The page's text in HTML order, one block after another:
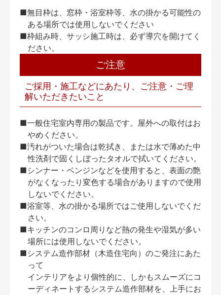
■無目枠は、窓枠・浴室枠等、水の掛かる可能性の
ある場所では使用しないでください
■枠組み時、サッシ施工時は、必ず導穴を開けてく
ださい。
ご注意
ご採用・施工などにあたり、ご注意・ご理
解いただきたいこと
■一般住宅室内専用の製品です。屋外への取付はお
やめください。
■汚れがついた場合は乾拭き、または水で薄めた中
性洗剤で固くしぼったタオルで拭いてください。
■シンナー・ベンジンなどを使用すると、表面の艶
がなくなったり変色する場合がありますので使用
しないでください。
■浴室等、水の掛かる場所ではご使用しないでくだ
さい。
■キッチンのコンロ周りなど熱の発生や湿気が多い
場所には使用しないでください。
■システム造作部材（木造住宅向）のご発注にあた
って
インテリアをより個性的に、しかもスムーズにコ
ーディネートするシステム造作部材を、上手にお